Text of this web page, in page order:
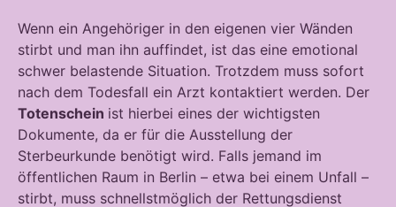
Wenn ein Angehöriger in den eigenen vier Wänden
stirbt und man ihn auffindet, ist das eine emotional
schwer belastende Situation. Trotzdem muss sofort
nach dem Todesfall ein Arzt kontaktiert werden. Der
Totenschein ist hierbei eines der wichtigsten
Dokumente, da er für die Ausstellung der
Sterbeurkunde benötigt wird. Falls jemand im
öffentlichen Raum in Berlin – etwa bei einem Unfall –
stirbt, muss schnellstmöglich der Rettungsdienst